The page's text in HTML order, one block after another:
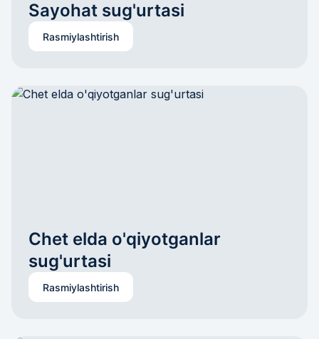
Sayohat sug'urtasi
Rasmiylashtirish
Chet elda o'qiyotganlar
sug'urtasi
Rasmiylashtirish